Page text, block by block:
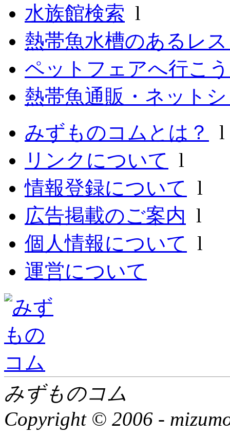
水族館検索 l
熱帯魚水槽のあるレ
ペットフェアへ行こ
熱帯魚通販・ネット
みずものコムとは？
リンクについて l
情報登録について l
広告掲載のご案内 l
個人情報について l
運営について
みずものコム
Copyright © 2006 -